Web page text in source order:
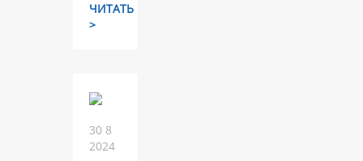
ЧИТАТЬ
>
30 8
2024